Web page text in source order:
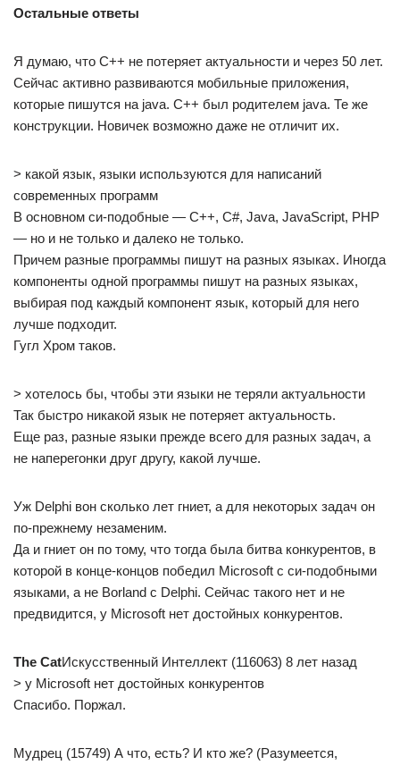
Остальные ответы
Я думаю, что С++ не потеряет актуальности и через 50 лет.
Сейчас активно развиваются мобильные приложения,
которые пишутся на java. C++ был родителем java. Те же
конструкции. Новичек возможно даже не отличит их.
> какой язык, языки используются для написаний
современных программ
В основном си-подобные — C++, C#, Java, JavaScript, PHP
— но и не только и далеко не только.
Причем разные программы пишут на разных языках. Иногда
компоненты одной программы пишут на разных языках,
выбирая под каждый компонент язык, который для него
лучше подходит.
Гугл Хром таков.
> хотелось бы, чтобы эти языки не теряли актуальности
Так быстро никакой язык не потеряет актуальность.
Еще раз, разные языки прежде всего для разных задач, а
не наперегонки друг другу, какой лучше.
Уж Delphi вон сколько лет гниет, а для некоторых задач он
по-прежнему незаменим.
Да и гниет он по тому, что тогда была битва конкурентов, в
которой в конце-концов победил Microsoft с си-подобными
языками, а не Borland с Delphi. Сейчас такого нет и не
предвидится, у Microsoft нет достойных конкурентов.
The CatИскусственный Интеллект (116063) 8 лет назад
> у Microsoft нет достойных конкурентов
Спасибо. Поржал.
Мудрец (15749) А что, есть? И кто же? (Разумеется,